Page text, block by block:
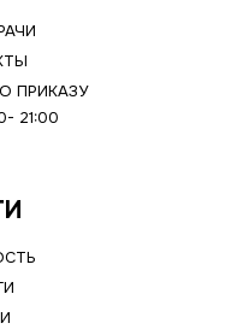
ПРИКАЗУ
21:00